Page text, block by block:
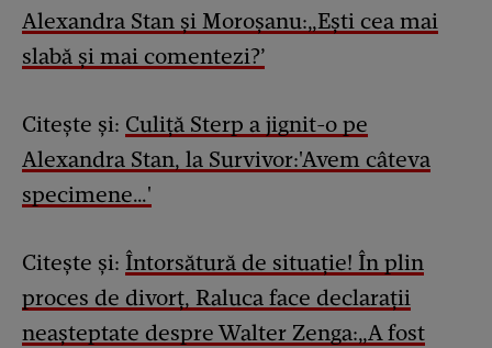
Alexandra Stan și Moroșanu:„Ești cea mai
slabă și mai comentezi?’
Citește și: Culiță Sterp a jignit-o pe
Alexandra Stan, la Survivor:'Avem câteva
specimene…'
Citește și: Întorsătură de situație! În plin
proces de divorț, Raluca face declarații
neașteptate despre Walter Zenga:„A fost